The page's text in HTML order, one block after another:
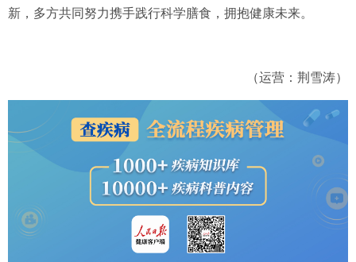
新，多方共同努力携手践行科学膳食，拥抱健康未来。
（运营：荆雪涛）